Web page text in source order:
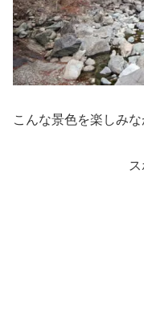
こんな景色を楽しみ